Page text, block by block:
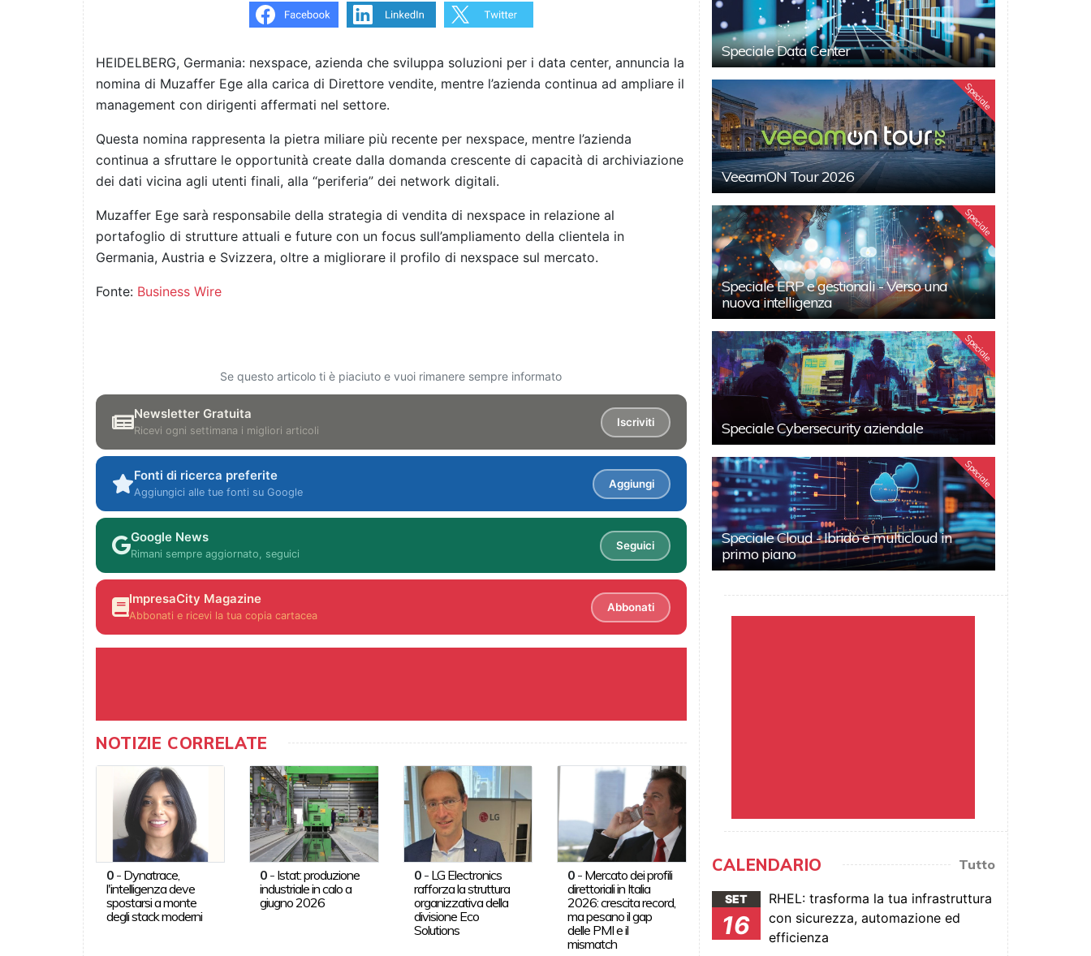
HEIDELBERG, Germania: nexspace, azienda che sviluppa soluzioni per i data center, annuncia la
nomina di Muzaffer Ege alla carica di Direttore vendite, mentre l’azienda continua ad ampliare il
management con dirigenti affermati nel settore.
Questa nomina rappresenta la pietra miliare più recente per nexspace, mentre l’azienda
continua a sfruttare le opportunità create dalla domanda crescente di capacità di archiviazione
dei dati vicina agli utenti finali, alla “periferia” dei network digitali.
Muzaffer Ege sarà responsabile della strategia di vendita di nexspace in relazione al
portafoglio di strutture attuali e future con un focus sull’ampliamento della clientela in
Germania, Austria e Svizzera, oltre a migliorare il profilo di nexspace sul mercato.
Fonte: Business Wire
Se questo articolo ti è piaciuto e vuoi rimanere sempre informato
Newsletter Gratuita
Ricevi ogni settimana i migliori articoli
Iscriviti
Fonti di ricerca preferite
Aggiungici alle tue fonti su Google
Aggiungi
Google News
Rimani sempre aggiornato, seguici
Seguici
ImpresaCity Magazine
Abbonati e ricevi la tua copia cartacea
Abbonati
NOTIZIE CORRELATE
0- Dynatrace,
l'intelligenza deve
spostarsi a monte
degli stack moderni
0 - Istat: produzione
industriale in calo a
giugno 2026
0- LG Electronics
rafforza la struttura
organizzativa della
divisione Eco
Solutions
0 - Mercato dei profili
direttoriali in Italia
2026: crescita record,
ma pesano il gap
delle PMI e il
mismatch
Speciale Data Center
Speciale
VeeamON Tour 2026
Speciale
Speciale ERP e gestionali - Verso una
nuova intelligenza
Speciale
Speciale Cybersecurity aziendale
Speciale
Speciale Cloud - Ibrido e multicloud in
primo piano
CALENDARIO Tutto
SET
16
RHEL: trasforma la tua infrastruttura
con sicurezza, automazione ed
efficienza